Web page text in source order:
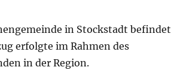
in Stockstadt befindet
erfolgte im Rahmen des
in der Region.